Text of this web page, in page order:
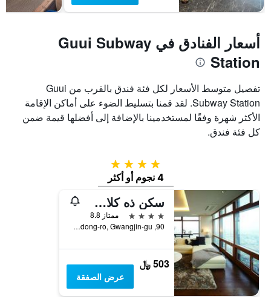
أسعار الفنادق في Guui Subway
Station
تفصيل متوسط الأسعار لكل فئة فندق بالقرب من Guui
Subway Station. لقد قمنا بتسليط الضوء على أماكن الإقامة
الأكثر شهرة وفقًا لمستخدمينا بالإضافة إلى أفضلها قيمة ضمن
كل فئة فندق.
4 نجوم
4 نجوم أو أكثر
سكن ذه كلاسيك 500 بنتاز إكسكيوتيف
4 نجوم
ممتاز 8.8
90, Neungdong-ro, Gwangjin-gu, سيول, كوريا الجنوبية
503 ﷼
عرض الصفقة